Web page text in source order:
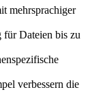
mehrsprachiger
für Dateien bis zu
verbessern die